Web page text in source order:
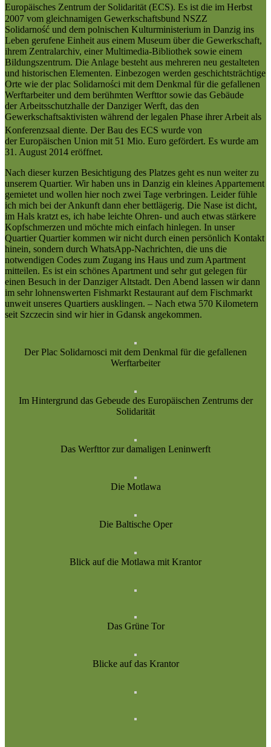
Europäisches Zentrum der Solidarität(ECS). Es ist die im Herbst
2007 vom gleichnamigen Gewerkschaftsbund NSZZ
Solidarność und dem polnischen Kulturministerium in Danzig ins
Leben gerufene Einheit aus einem Museum über die Gewerkschaft,
ihrem Zentralarchiv, einer Multimedia-Bibliothek sowie einem
Bildungszentrum. Die Anlage besteht aus mehreren neu gestalteten
und historischen Elementen. Einbezogen werden geschichtsträchtige
Orte wie der plac Solidarności mit dem Denkmal für die gefallenen
Werftarbeiter und dem berühmten Werfttor sowie das Gebäude
der Arbeitsschutzhalle der Danziger Werft, das den
Gewerkschaftsaktivisten während der legalen Phase ihrer Arbeit als
Konferenzsaal diente. Der Bau des ECS wurde von
der Europäischen Union mit 51 Mio. Euro gefördert. Es wurde am
31. August 2014 eröffnet.
Nach dieser kurzen Besichtigung des Platzes geht es nun weiter zu
unserem Quartier. Wir haben uns in Danzig ein kleines Appartement
gemietet und wollen hier noch zwei Tage verbringen. Leider fühle
ich mich bei der Ankunft dann eher bettlägerig. Die Nase ist dicht,
im Hals kratzt es, ich habe leichte Ohren- und auch etwas stärkere
Kopfschmerzen und möchte mich einfach hinlegen. In unser
Quartier Quartier kommen wir nicht durch einen persönlich Kontakt
hinein, sondern durch WhatsApp-Nachrichten, die uns die
notwendigen Codes zum Zugang ins Haus und zum Apartment
mitteilen. Es ist ein schönes Apartment und sehr gut gelegen für
einen Besuch in der Danziger Altstadt. Den Abend lassen wir dann
im sehr lohnenswerten Fishmarkt Restaurant auf dem Fischmarkt
unweit unseres Quartiers ausklingen. – Nach etwa 570 Kilometern
seit Szczecin sind wir hier in Gdansk angekommen.
Der Plac Solidarnosci mit dem Denkmal für die gefallenen
Werftarbeiter
Im Hintergrund das Gebeude des Europäischen Zentrums der
Solidarität
Das Werfttor zur damaligen Leninwerft
Die Motlawa
Die Baltische Oper
Blick auf die Motlawa mit Krantor
Das Grüne Tor
Blicke auf das Krantor